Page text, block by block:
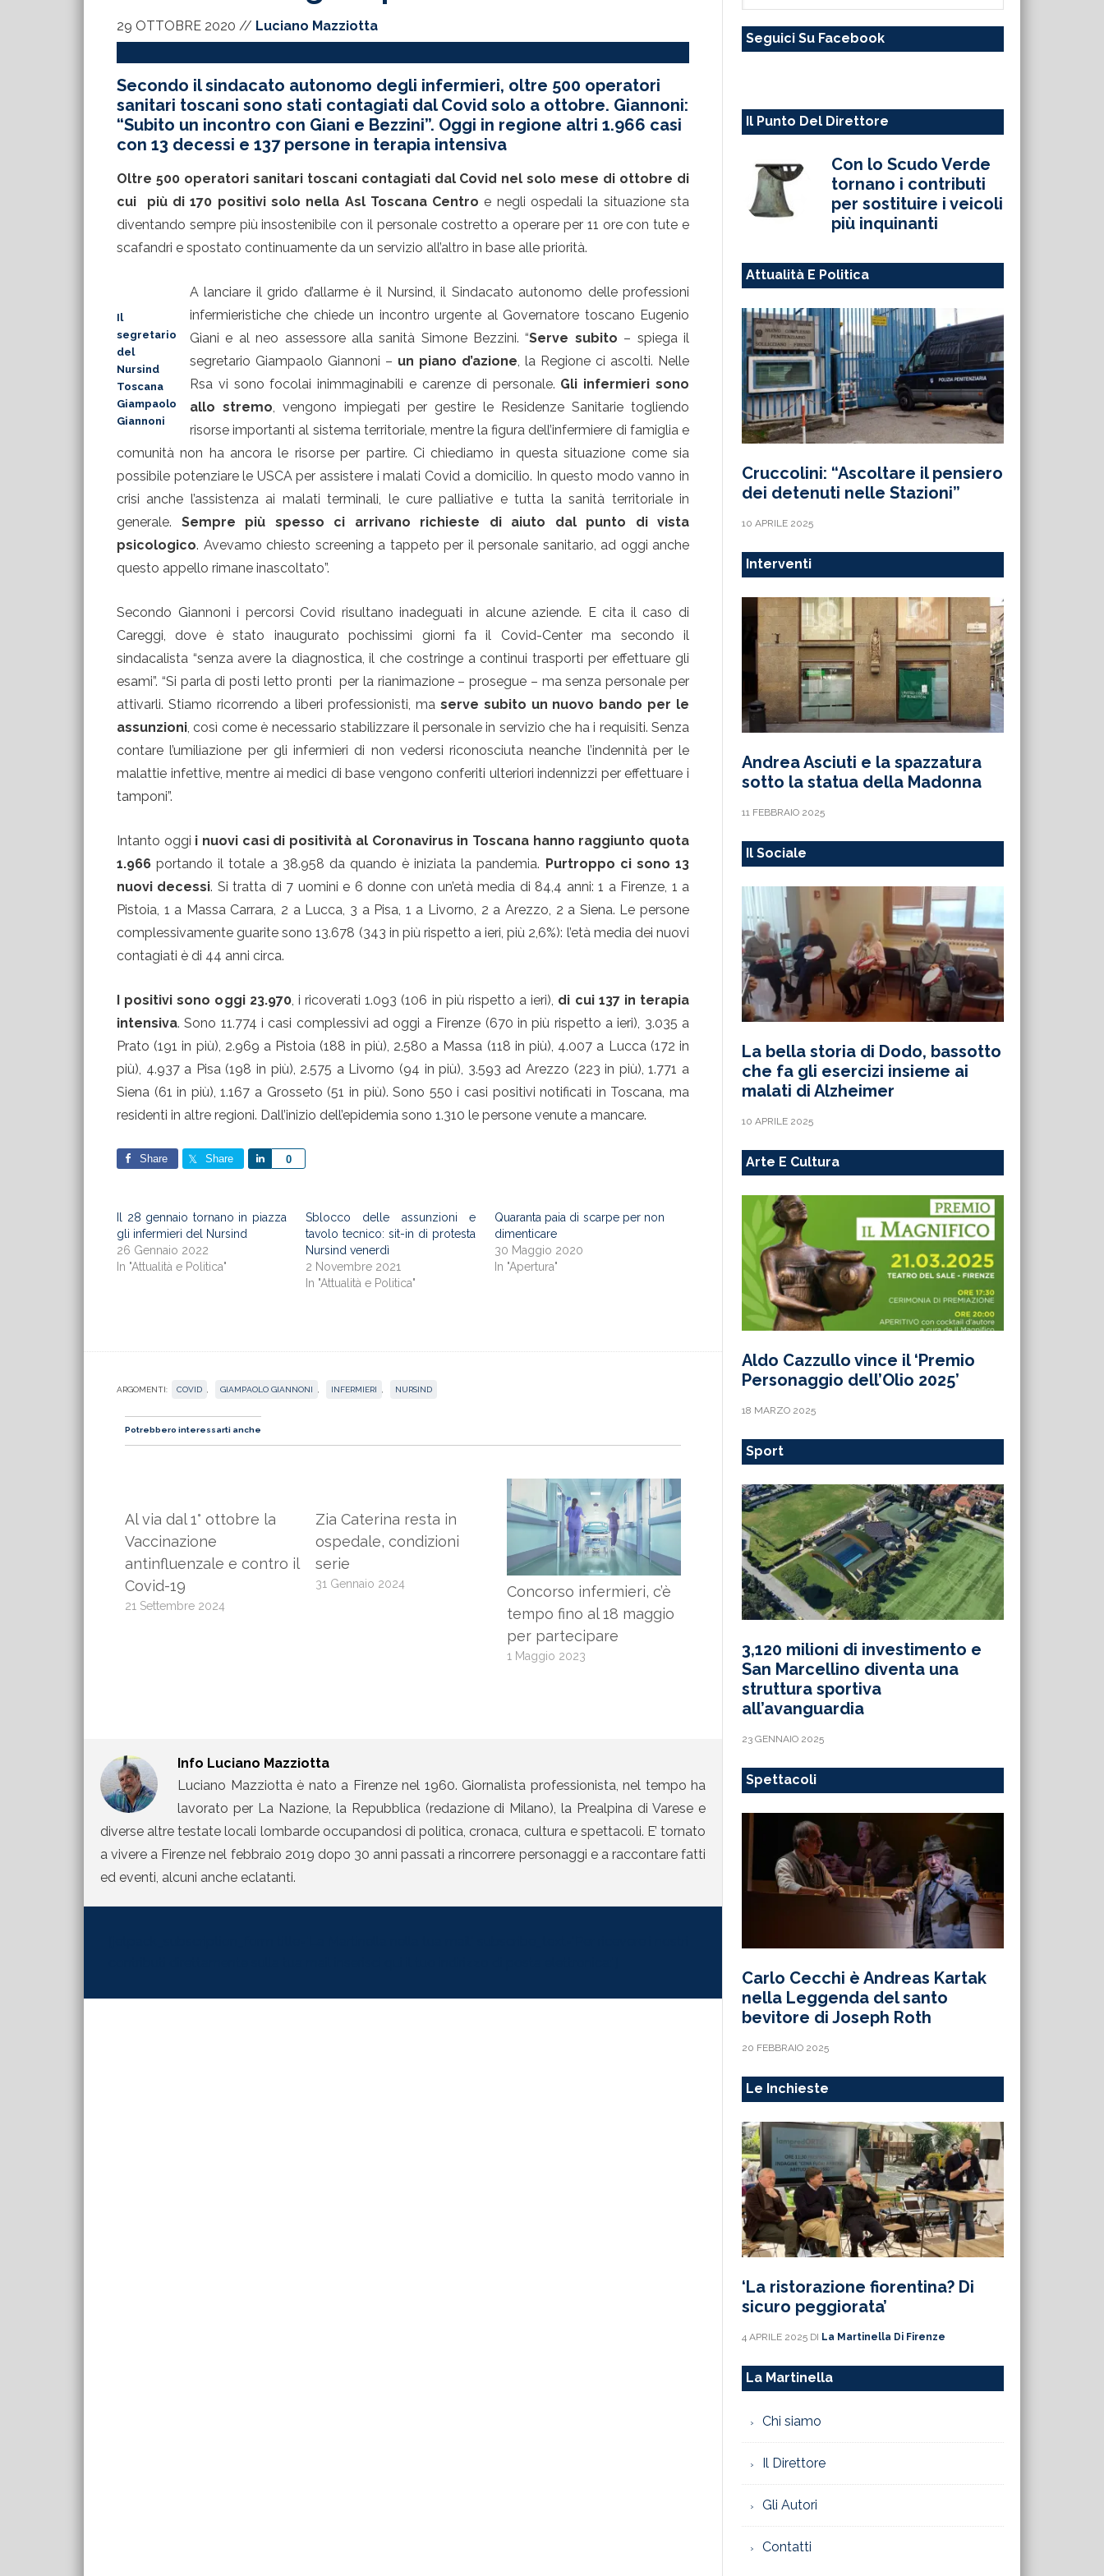
29 OTTOBRE 2020 // Luciano Mazziotta
Secondo il sindacato autonomo degli infermieri, oltre 500 operatori
sanitari toscani sono stati contagiati dal Covid solo a ottobre. Giannoni:
“Subito un incontro con Giani e Bezzini”. Oggi in regione altri 1.966 casi
con 13 decessi e 137 persone in terapia intensiva
Oltre 500 operatori sanitari toscani contagiati dal Covid nel solo mese di ottobre di
cui più di 170 positivi solo nella Asl Toscana Centro e negli ospedali la situazione sta
diventando sempre più insostenibile con il personale costretto a operare per 11 ore con tute e
scafandri e spostato continuamente da un servizio all’altro in base alle priorità.
Il
segretario
del
Nursind
Toscana
Giampaolo
Giannoni
A lanciare il grido d’allarme è il Nursind, il Sindacato autonomo delle professioni
infermieristiche che chiede un incontro urgente al Governatore toscano Eugenio
Giani e al neo assessore alla sanità Simone Bezzini. “Serve subito – spiega il
segretario Giampaolo Giannoni – un piano d’azione, la Regione ci ascolti. Nelle
Rsa vi sono focolai inimmaginabili e carenze di personale. Gli infermieri sono
allo stremo, vengono impiegati per gestire le Residenze Sanitarie togliendo
risorse importanti al sistema territoriale, mentre la figura dell’infermiere di famiglia e
comunità non ha ancora le risorse per partire. Ci chiediamo in questa situazione come sia
possibile potenziare le USCA per assistere i malati Covid a domicilio. In questo modo vanno in
crisi anche l’assistenza ai malati terminali, le cure palliative e tutta la sanità territoriale in
generale. Sempre più spesso ci arrivano richieste di aiuto dal punto di vista
psicologico. Avevamo chiesto screening a tappeto per il personale sanitario, ad oggi anche
questo appello rimane inascoltato”.
Secondo Giannoni i percorsi Covid risultano inadeguati in alcune aziende. E cita il caso di
Careggi, dove è stato inaugurato pochissimi giorni fa il Covid-Center ma secondo il
sindacalista “senza avere la diagnostica, il che costringe a continui trasporti per effettuare gli
esami”. “Si parla di posti letto pronti per la rianimazione – prosegue – ma senza personale per
attivarli. Stiamo ricorrendo a liberi professionisti, ma serve subito un nuovo bando per le
assunzioni, così come è necessario stabilizzare il personale in servizio che ha i requisiti. Senza
contare l’umiliazione per gli infermieri di non vedersi riconosciuta neanche l’indennità per le
malattie infettive, mentre ai medici di base vengono conferiti ulteriori indennizzi per effettuare i
tamponi”.
Intanto oggi i nuovi casi di positività al Coronavirus in Toscana hanno raggiunto quota
1.966 portando il totale a 38.958 da quando è iniziata la pandemia. Purtroppo ci sono 13
nuovi decessi. Si tratta di 7 uomini e 6 donne con un’età media di 84,4 anni: 1 a Firenze, 1 a
Pistoia, 1 a Massa Carrara, 2 a Lucca, 3 a Pisa, 1 a Livorno, 2 a Arezzo, 2 a Siena. Le persone
complessivamente guarite sono 13.678 (343 in più rispetto a ieri, più 2,6%): l’età media dei nuovi
contagiati è di 44 anni circa.
I positivi sono oggi 23.970, i ricoverati 1.093 (106 in più rispetto a ieri), di cui 137 in terapia
intensiva. Sono 11.774 i casi complessivi ad oggi a Firenze (670 in più rispetto a ieri), 3.035 a
Prato (191 in più), 2.969 a Pistoia (188 in più), 2.580 a Massa (118 in più), 4.007 a Lucca (172 in
più), 4.937 a Pisa (198 in più), 2.575 a Livorno (94 in più), 3.593 ad Arezzo (223 in più), 1.771 a
Siena (61 in più), 1.167 a Grosseto (51 in più). Sono 550 i casi positivi notificati in Toscana, ma
residenti in altre regioni. Dall’inizio dell’epidemia sono 1.310 le persone venute a mancare.
Share Share 0
Share
Il 28 gennaio tornano in piazza
gli infermieri del Nursind
26 Gennaio 2022
In "Attualità e Politica"
Sblocco delle assunzioni e
tavolo tecnico: sit-in di protesta
Nursind venerdì
2 Novembre 2021
In "Attualità e Politica"
Quaranta paia di scarpe per non
dimenticare
30 Maggio 2020
In "Apertura"
ARGOMENTI: COVID GIAMPAOLO GIANNONI INFERMIERI NURSIND
Potrebbero interessarti anche
Al via dal 1° ottobre la
Vaccinazione
antinfluenzale e contro il
Covid-19
21 Settembre 2024
Zia Caterina resta in
ospedale, condizioni
serie
31 Gennaio 2024
Concorso infermieri, c’è
tempo fino al 18 maggio
per partecipare
1 Maggio 2023
Info Luciano Mazziotta
Luciano Mazziotta è nato a Firenze nel 1960. Giornalista professionista, nel tempo ha
lavorato per La Nazione, la Repubblica (redazione di Milano), la Prealpina di Varese e
diverse altre testate locali lombarde occupandosi di politica, cronaca, cultura e spettacoli. E’ tornato
a vivere a Firenze nel febbraio 2019 dopo 30 anni passati a rincorrere personaggi e a raccontare fatti
ed eventi, alcuni anche eclatanti.
sito
Seguici Su Facebook
Il Punto Del Direttore
Con lo Scudo Verde
tornano i contributi
per sostituire i veicoli
più inquinanti
Attualità E Politica
Cruccolini: “Ascoltare il pensiero
dei detenuti nelle Stazioni”
10 APRILE 2025
Interventi
Andrea Asciuti e la spazzatura
sotto la statua della Madonna
11 FEBBRAIO 2025
Il Sociale
La bella storia di Dodo, bassotto
che fa gli esercizi insieme ai
malati di Alzheimer
10 APRILE 2025
Arte E Cultura
Aldo Cazzullo vince il ‘Premio
Personaggio dell’Olio 2025’
18 MARZO 2025
Sport
3,120 milioni di investimento e
San Marcellino diventa una
struttura sportiva
all’avanguardia
23 GENNAIO 2025
Spettacoli
Carlo Cecchi è Andreas Kartak
nella Leggenda del santo
bevitore di Joseph Roth
20 FEBBRAIO 2025
Le Inchieste
‘La ristorazione fiorentina? Di
sicuro peggiorata’
4 APRILE 2025 DI La Martinella Di Firenze
La Martinella
Chi siamo
Il Direttore
Gli Autori
Contatti